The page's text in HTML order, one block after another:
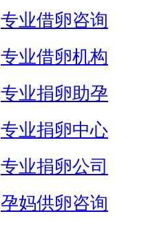
专业借卵咨询
专业借卵机构
专业捐卵助孕
专业捐卵中心
专业捐卵公司
孕妈供卵咨询